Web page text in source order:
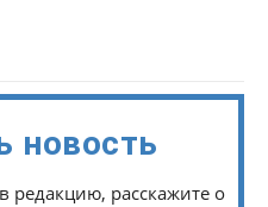
новость
редакцию, расскажите о